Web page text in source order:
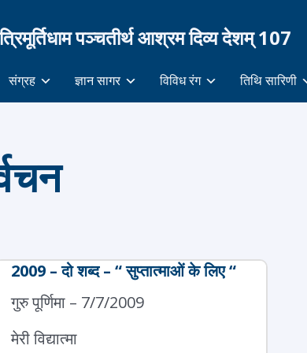
पञ्चतीर्थ आश्रम दिव्य देशम् 107
संग्रह ज्ञान सागर विविध रंग तिथि सारिणी
2009 – दो शब्द – “ सुप्तात्माओं के लिए “
गुरु पूर्णिमा – 7/7/2009
मेरी विद्यात्मा